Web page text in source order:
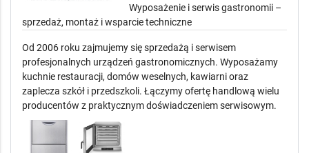
Wyposażenie i serwis gastronomii –
sprzedaż, montaż i wsparcie techniczne
Od 2006 roku zajmujemy się sprzedażą i serwisem
profesjonalnych urządzeń gastronomicznych. Wyposażamy
kuchnie restauracji, domów weselnych, kawiarni oraz
zaplecza szkół i przedszkoli. Łączymy ofertę handlową wielu
producentów z praktycznym doświadczeniem serwisowym.